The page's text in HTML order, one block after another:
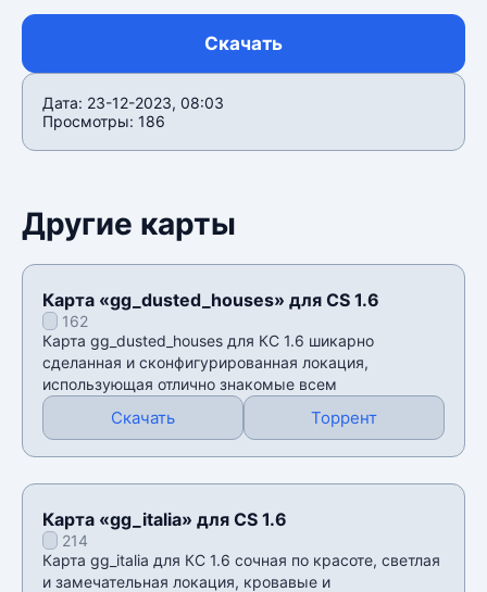
Скачать
Дата: 23-12-2023, 08:03
Просмотры: 186
Другие карты
Карта «gg_dusted_houses» для CS 1.6
162
Карта gg_dusted_houses для КС 1.6 шикарно
сделанная и сконфигурированная локация,
использующая отлично знакомые всем
Скачать Торрент
Карта «gg_italia» для CS 1.6
214
Карта gg_italia для КС 1.6 сочная по красоте, светлая
и замечательная локация, кровавые и